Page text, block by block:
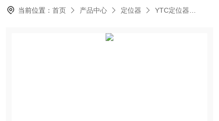
当前位置：首页 产品中心 定位器 YTC定位器